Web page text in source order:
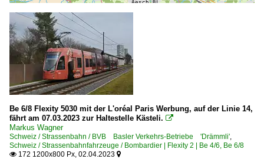
Be 6/8 Flexity 5030 mit der L'oréal Paris Werbung, auf der Linie 14,
fährt am 07.03.2023 zur Haltestelle Kästeli. 
Markus Wagner
Schweiz / Strassenbahn / BVB Basler Verkehrs-Betriebe 'Drämmli',
Schweiz / Strassenbahnfahrzeuge / Bombardier | Flexity 2 | Be 4/6, Be 6/8
 172 1200x800 Px, 02.04.2023 